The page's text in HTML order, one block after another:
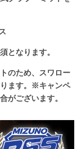
となります。
のため、 スワロー
ます。※キャンペ
がございます。